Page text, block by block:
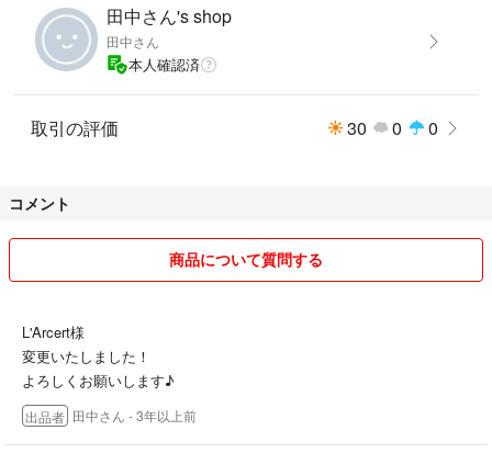
田中さん's shop
田中さん
本人確認済
取引の評価 30 0 0
コメント
商品について質問する
L'Arcert様
変更いたしました！
よろしくお願いします♪
出品者 田中さん - 3年以上前